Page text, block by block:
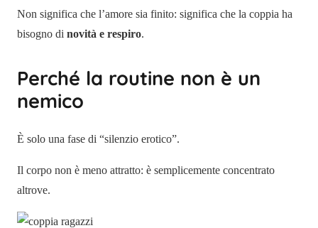
Non significa che l’amore sia finito: significa che la coppia ha
bisogno di novità e respiro.
Perché la routine non è un
nemico
È solo una fase di “silenzio erotico”.
Il corpo non è meno attratto: è semplicemente concentrato
altrove.